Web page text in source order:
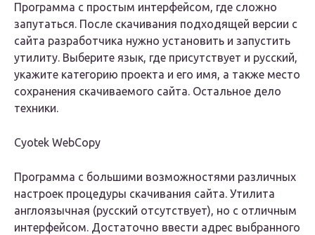
Программа с простым интерфейсом, где сложно
запутаться. После скачивания подходящей версии с
сайта разработчика нужно установить и запустить
утилиту. Выберите язык, где присутствует и русский,
укажите категорию проекта и его имя, а также место
сохранения скачиваемого сайта. Остальное дело
техники.
Cyotek WebCopy
Программа с большими возможностями различных
настроек процедуры скачивания сайта. Утилита
англоязычная (русский отсутствует), но с отличным
интерфейсом. Достаточно ввести адрес выбранного